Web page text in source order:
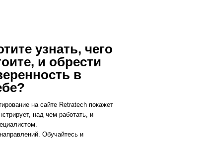
узнать, чего
и обрести
в
на сайте Retratech покажет
над чем работать, и
Обучайтесь и